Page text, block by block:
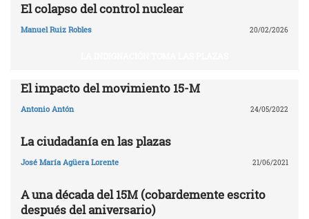
El colapso del control nuclear
Manuel Ruiz Robles 20/02/2026
El impacto del movimiento 15-M
Antonio Antón 24/05/2022
La ciudadanía en las plazas
José María Agüera Lorente 21/06/2021
A una década del 15M (cobardemente escrito
después del aniversario)